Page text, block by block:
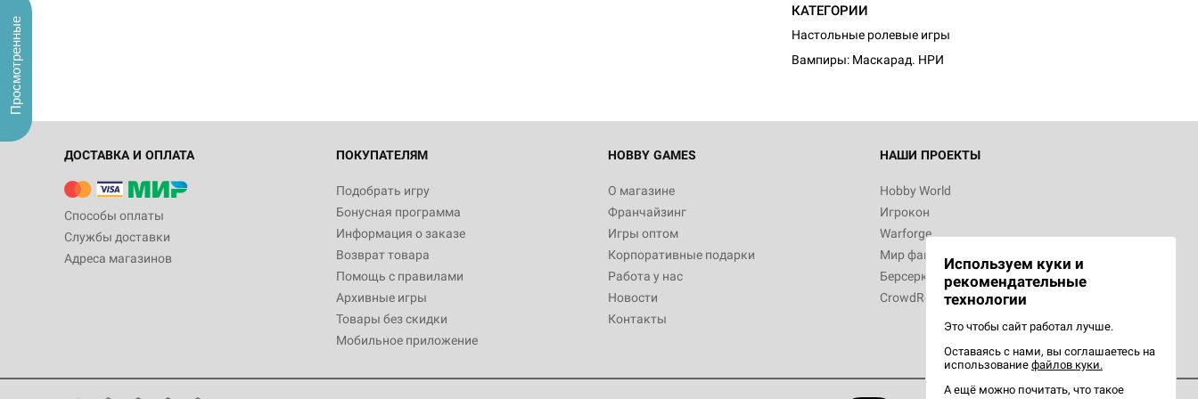
КАТЕГОРИИ
Настольные ролевые игры
Вампиры: Маскарад. НРИ
ДОСТАВКА И ОПЛАТА
Способы оплаты
Службы доставки
Адреса магазинов
ПОКУПАТЕЛЯМ
Подобрать игру
Бонусная программа
Информация о заказе
Возврат товара
Помощь с правилами
Архивные игры
Товары без скидки
Мобильное приложение
HOBBY GAMES
О магазине
Франчайзинг
Игры оптом
Корпоративные подарки
Работа у нас
Новости
Контакты
НАШИ ПРОЕКТЫ
Hobby World
Игрокон
Warforge
Мир фантастики
Берсерк
CrowdRepublic
Используем куки и
рекомендательные
технологии
Это чтобы сайт работал лучше.
Оставаясь с нами, вы соглашаетесь на
использование файлов куки.
А ещё можно почитать, что такое
Просмотренные
Белая смерть
12 990
Настольная игра Hobby World Берсерк.
3 490